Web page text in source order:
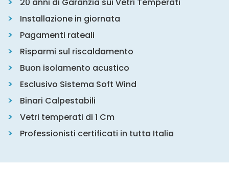
Installazione in giornata
Pagamenti rateali
Risparmi sul riscaldamento
Buon isolamento acustico
Esclusivo Sistema Soft Wind
Binari Calpestabili
Vetri temperati di 1 Cm
Professionisti certificati in tutta Italia